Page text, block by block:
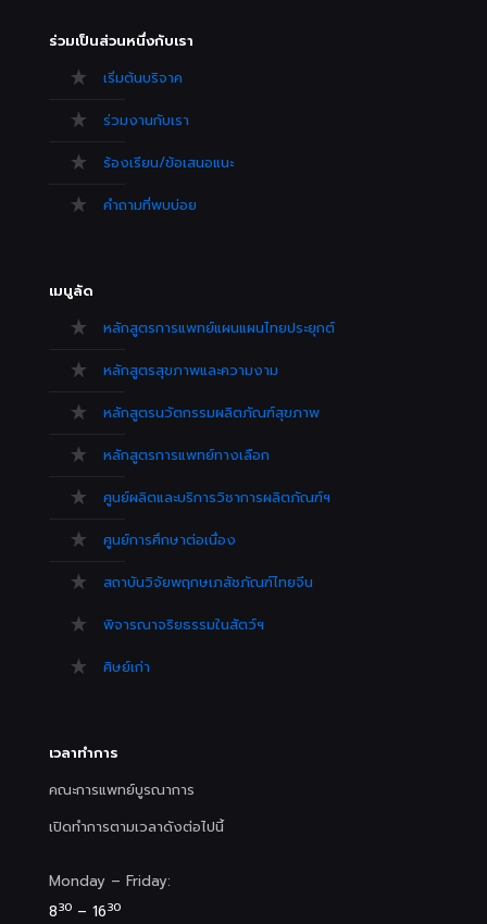
ร่วมเป็นส่วนหนึ่งกับเรา
เริ่มต้นบริจาค
ร่วมงานกับเรา
ร้องเรียน/ข้อเสนอแนะ
คำถามที่พบบ่อย
เมนูลัด
หลักสูตรการแพทย์แผนแผนไทยประยุกต์
หลักสูตรสุขภาพและความงาม
หลักสูตรนวัตกรรมผลิตภัณฑ์สุขภาพ
หลักสูตรการแพทย์ทางเลือก
ศูนย์ผลิตและบริการวิชาการผลิตภัณฑ์ฯ
ศูนย์การศึกษาต่อเนื่อง
สถาบันวิจัยพฤกษเภสัชภัณฑ์ไทยจีน
พิจารณาจริยธรรมในสัตว์ฯ
ศิษย์เก่า
เวลาทำการ
คณะการแพทย์บูรณาการ
เปิดทำการตามเวลาดังต่อไปนี้
Monday – Friday:
830 – 1630